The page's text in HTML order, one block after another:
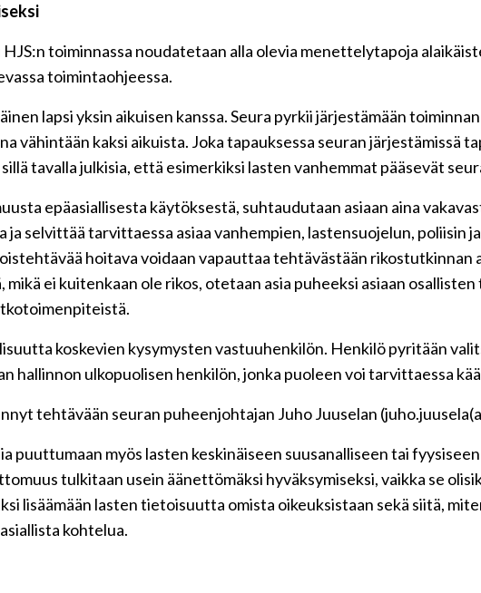
toiminnassa noudatetaan alla olevia menettelytapoja
toimintaohjeessa.
lapsi yksin aikuisen kanssa. Seura pyrkii järjestämään
vähintään kaksi aikuista. Joka tapauksessa seuran järjestämissä
tavalla julkisia, että esimerkiksi lasten vanhemmat pääsevät
epäasiallisesta käytöksestä, suhtaudutaan asiaan aina
selvittää tarvittaessa asiaa vanhempien, lastensuojelun, poliisin
hoitava voidaan vapauttaa tehtävästään rikostutkinnan
ei kuitenkaan ole rikos, otetaan asia puheeksi asiaan osallisten
koskevien kysymysten vastuuhenkilön. Henkilö pyritään
hallinnon ulkopuolisen henkilön, jonka puoleen voi tarvittaessa
tehtävään seuran puheenjohtajan Juho Juuselan
puuttumaan myös lasten keskinäiseen suusanalliseen tai
tulkitaan usein äänettömäksi hyväksymiseksi, vaikka se
lisäämään lasten tietoisuutta omista oikeuksistaan sekä siitä,
kohtelua.